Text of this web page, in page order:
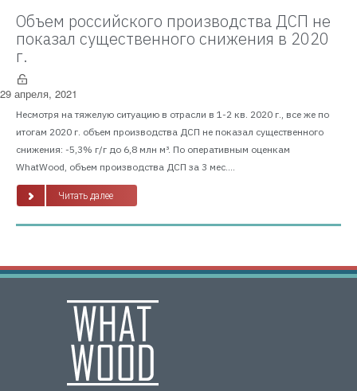
Объем российского производства ДСП не
показал существенного снижения в 2020
г.
29 апреля, 2021
Несмотря на тяжелую ситуацию в отрасли в 1-2 кв. 2020 г., все же по
итогам 2020 г. объем производства ДСП не показал существенного
снижения: -5,3% г/г до 6,8 млн м³. По оперативным оценкам
WhatWood, объем производства ДСП за 3 мес....
Читать далее